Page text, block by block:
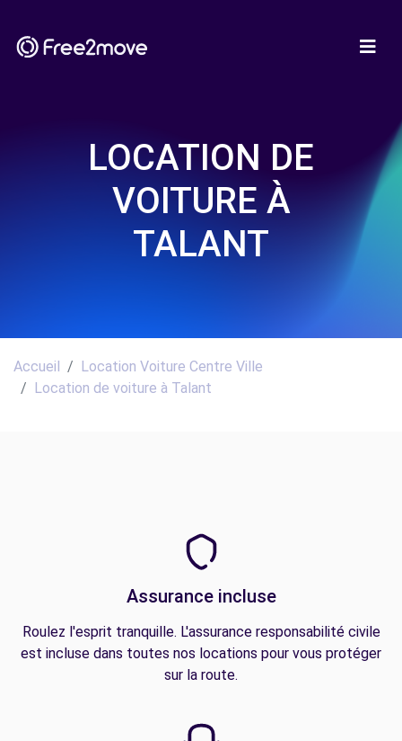
LOCATION DE
VOITURE À
TALANT
Accueil
Location Voiture Centre Ville
Location de voiture à Talant
Assurance incluse
Roulez l'esprit tranquille. L'assurance responsabilité civile
est incluse dans toutes nos locations pour vous protéger
sur la route.